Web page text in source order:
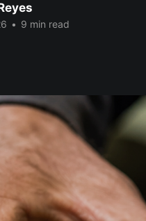
• 9 min read